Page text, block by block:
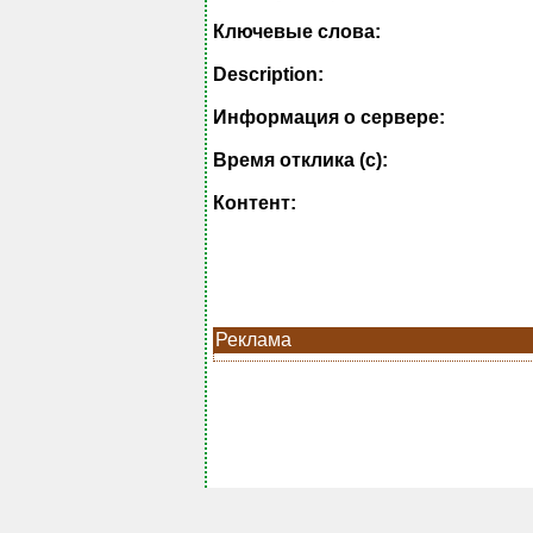
Ключевые слова:
Description:
Информация о сервере:
Время отклика (с):
Контент:
Реклама